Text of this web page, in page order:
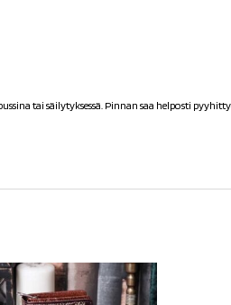
tai säilytyksessä. Pinnan saa helposti